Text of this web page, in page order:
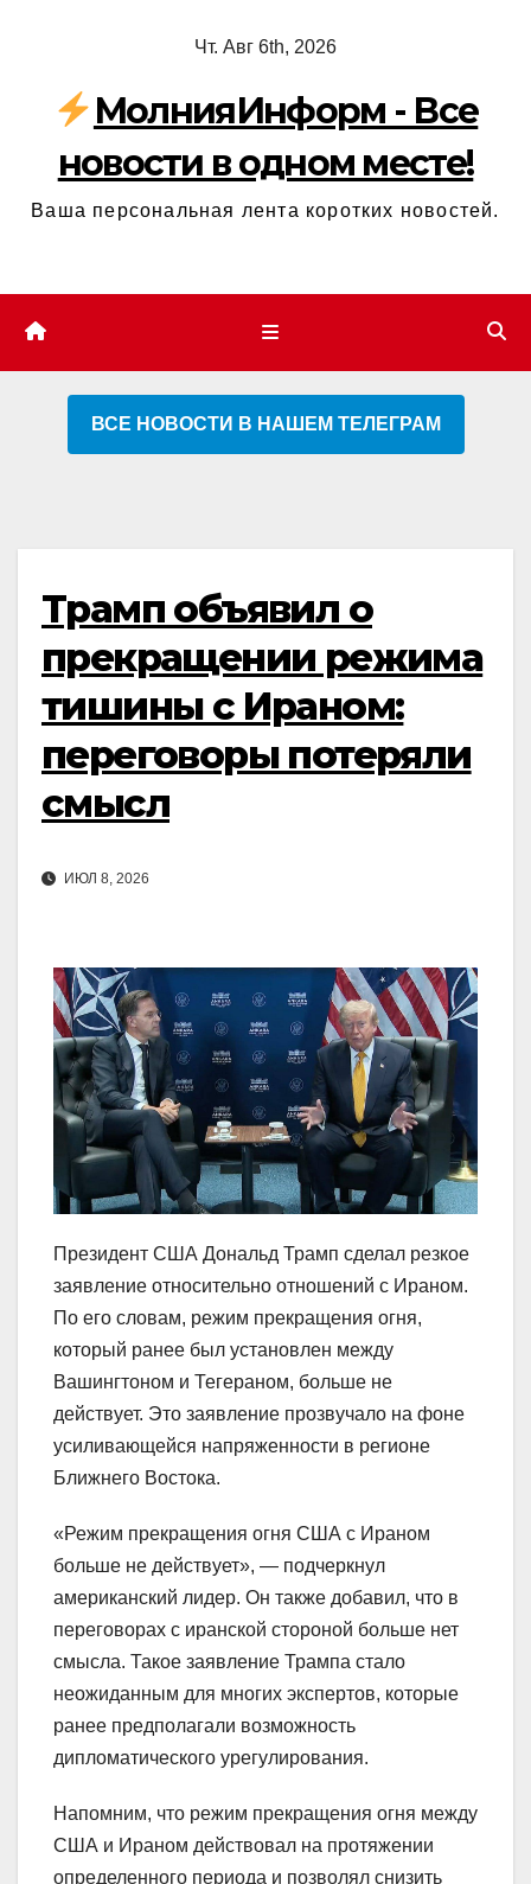
содержимому
Чт. Авг 6th, 2026
МолнияИнформ - Все
новости в одном месте!
Ваша персональная лента коротких новостей.
ВСЕ НОВОСТИ В НАШЕМ ТЕЛЕГРАМ
Трамп объявил о
прекращении режима
тишины с Ираном:
переговоры потеряли
смысл
ИЮЛ 8, 2026
Президент США Дональд Трамп сделал резкое
заявление относительно отношений с Ираном.
По его словам, режим прекращения огня,
который ранее был установлен между
Вашингтоном и Тегераном, больше не
действует. Это заявление прозвучало на фоне
усиливающейся напряженности в регионе
Ближнего Востока.
«Режим прекращения огня США с Ираном
больше не действует», — подчеркнул
американский лидер. Он также добавил, что в
переговорах с иранской стороной больше нет
смысла. Такое заявление Трампа стало
неожиданным для многих экспертов, которые
ранее предполагали возможность
дипломатического урегулирования.
Напомним, что режим прекращения огня между
США и Ираном действовал на протяжении
определенного периода и позволял снизить